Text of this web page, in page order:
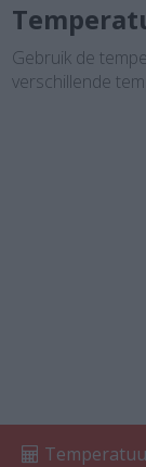
Gebruik de
verschillende